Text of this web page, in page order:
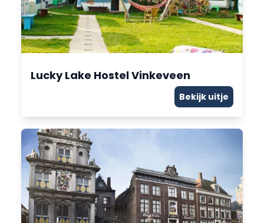
Lucky Lake Hostel Vinkeveen
Bekijk uitje